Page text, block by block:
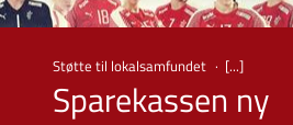
Støtte til lokalsamfundet
Sparekassen ny